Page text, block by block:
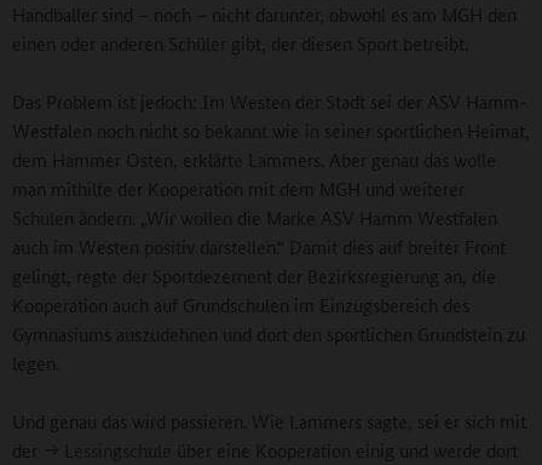
Handballer sind – noch – nicht darunter, obwohl es am MGH den
einen oder anderen Schüler gibt, der diesen Sport betreibt.
Das Problem ist jedoch: Im Westen der Stadt sei der ASV Hamm-
Westfalen noch nicht so bekannt wie in seiner sportlichen Heimat,
dem Hammer Osten, erklärte Lammers. Aber genau das wolle
man mithilfe der Kooperation mit dem MGH und weiterer
Schulen ändern. „Wir wollen die Marke ASV Hamm Westfalen
auch im Westen positiv darstellen.“ Damit dies auf breiter Front
gelingt, regte der Sportdezernent der Bezirksregierung an, die
Kooperation auch auf Grundschulen im Einzugsbereich des
Gymnasiums auszudehnen und dort den sportlichen Grundstein zu
legen.
Und genau das wird passieren. Wie Lammers sagte, sei er sich mit
der
Lessingschule über eine Kooperation einig und werde dort